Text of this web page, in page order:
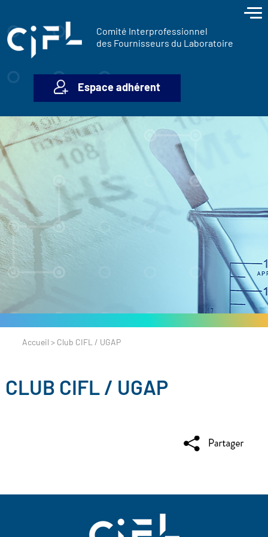
Comité Interprofessionnel
des Fournisseurs du Laboratoire
Espace adhérent
Accueil > Club CIFL / UGAP
CLUB CIFL / UGAP